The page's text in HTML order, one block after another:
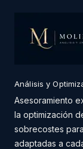
Análisis y
Asesoramiento
la optimización
sobrecostes
adaptadas a